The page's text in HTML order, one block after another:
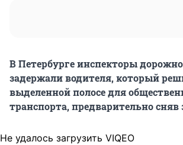
В Петербурге инспекторы
задержали водителя, который
выделенной полосе для
транспорта, предварительно
Не удалось загрузить VIQEO